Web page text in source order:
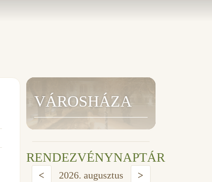
VÁROSHÁZA
RENDEZVÉNYNAPTÁR
< 2026. augusztus >